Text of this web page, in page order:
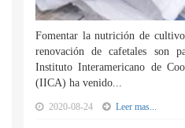
Fomentar la nutrición de
renovación de cafetales son
Instituto Interamericano de
(IICA) ha venido...
2020-08-24 Leer mas...